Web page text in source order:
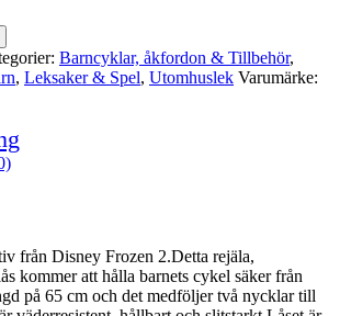
Barncyklar, åkfordon & Tillbehör,
, Leksaker & Spel, Utomhuslek Varumärke:
från Disney Frozen 2.Detta rejäla,
kommer att hålla barnets cykel säker från
på 65 cm och det medföljer två nycklar till